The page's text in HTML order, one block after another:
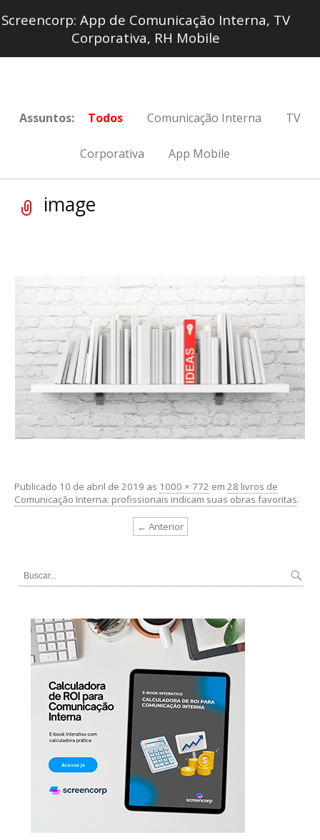
Screencorp: App de Comunicação Interna, TV
Corporativa, RH Mobile
Assuntos: Todos Comunicação Interna TV
Corporativa App Mobile
image
Publicado 10 de abril de 2019 as 1000 × 772 em 28 livros de
Comunicação Interna: profissionais indicam suas obras favoritas.
← Anterior